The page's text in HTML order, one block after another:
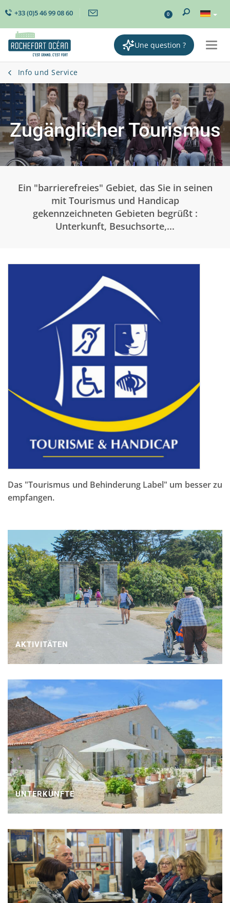
+33 (0)5 46 99 08 60 0
Une question ?
Info und Service
Zugänglicher Tourismus
Ein "barrierefreies" Gebiet, das Sie in seinen
mit Tourismus und Handicap
gekennzeichneten Gebieten begrüßt :
Unterkunft, Besuchsorte,...
Das "Tourismus und Behinderung Label" um besser zu
empfangen.
AKTIVITÄTEN
UNTERKÜNFTE